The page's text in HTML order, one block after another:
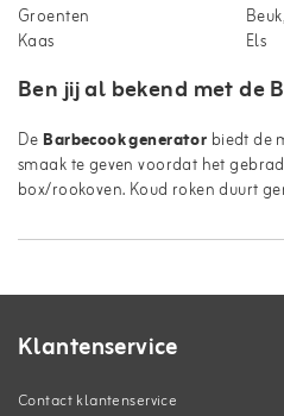
Groenten
Kaas
Els
Ben jij al bekend met de
De Barbecook generator biedt de
smaak te geven voordat het
box/rookoven. Koud roken duurt
Klantenservice
Contact klantenservice